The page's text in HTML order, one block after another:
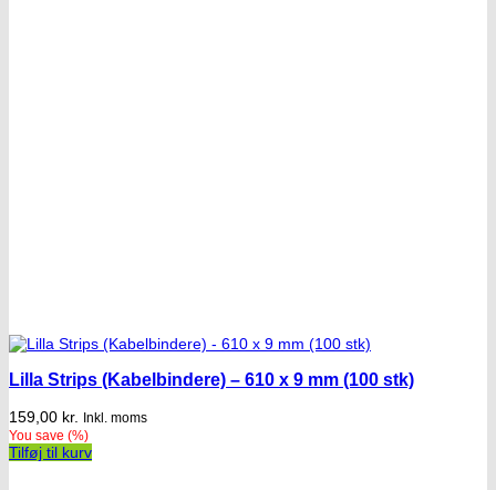
Lilla Strips (Kabelbindere) – 610 x 9 mm (100 stk)
159,00 kr. Inkl. moms
You save (%)
Tilføj til kurv